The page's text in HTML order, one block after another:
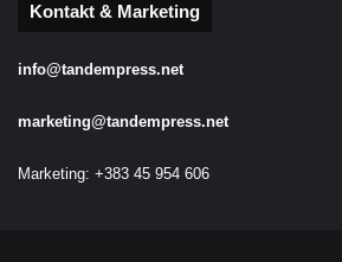
Kontakt & Marketing
info@tandempress.net
marketing@tandempress.net
Marketing: +383 45 954 606